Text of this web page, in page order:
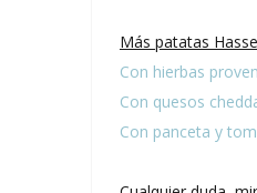
Más patatas
Con hierbas
Con quesos
Con panceta y